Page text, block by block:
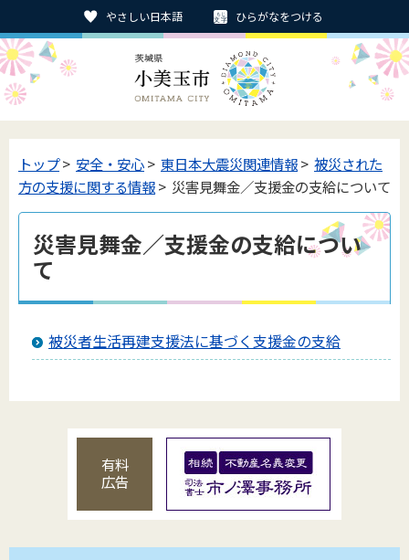
やさしい日本語 ひらがなをつける
トップ> 安全・安心> 東日本大震災関連情報> 被災された
方の支援に関する情報> 災害見舞金／支援金の支給について
災害見舞金／支援金の支給につい
て
被災者生活再建支援法に基づく支援金の支給
有料
広告